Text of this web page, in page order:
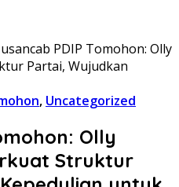
PDIP Tomohon: Olly
Partai, Wujudkan
, Uncategorized
Olly
Struktur